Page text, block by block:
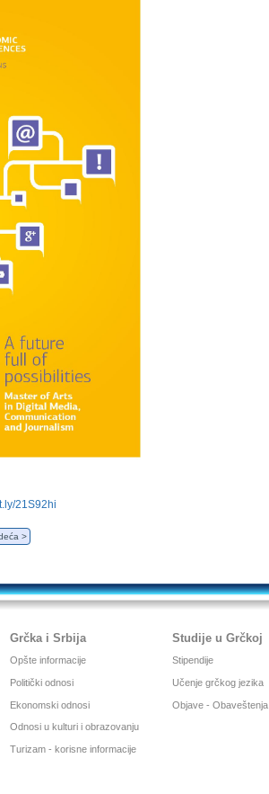
21S92hi
>
Grčka i Srbija
Opšte informacije
Politički odnosi
Ekonomski odnosi
Odnosi u kulturi i obrazovanju
Turizam - korisne informacije
Studije u Grčkoj
Stipendije
Učenje grčkog jezika
Objave - Obaveštenja